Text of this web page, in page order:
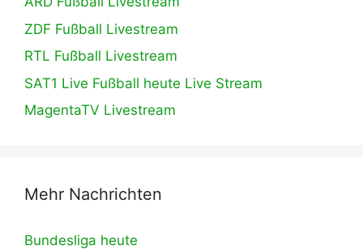
ZDF Fußball Livestream
RTL Fußball Livestream
SAT1 Live Fußball heute Live Stream
MagentaTV Livestream
Mehr Nachrichten
Bundesliga heute